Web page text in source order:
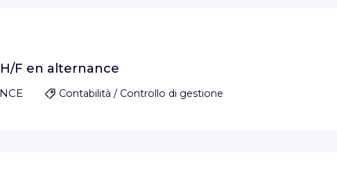
F en alternance
Contabilità / Controllo di gestione